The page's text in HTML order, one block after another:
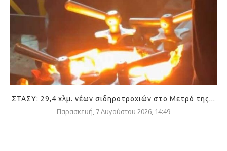
ΣΤΑΣΥ: 29,4 χλμ. νέων σιδηροτροχιών στο Μετρό της...
Παρασκευή, 7 Αυγούστου 2026, 14:49